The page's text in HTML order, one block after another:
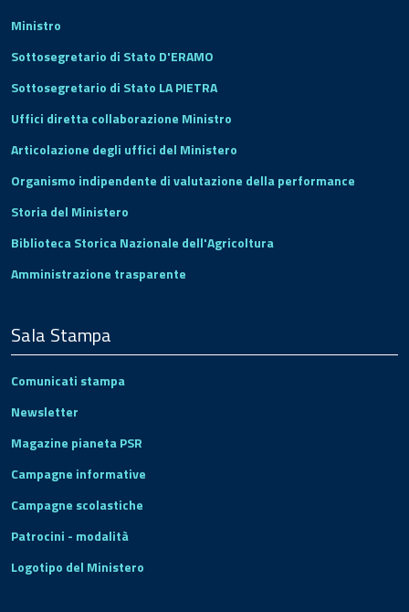
Ministro
Sottosegretario di Stato D'ERAMO
Sottosegretario di Stato LA PIETRA
Uffici diretta collaborazione Ministro
Articolazione degli uffici del Ministero
Organismo indipendente di valutazione della performance
Storia del Ministero
Biblioteca Storica Nazionale dell'Agricoltura
Amministrazione trasparente
Sala Stampa
Comunicati stampa
Newsletter
Magazine pianeta PSR
Campagne informative
Campagne scolastiche
Patrocini - modalità
Logotipo del Ministero